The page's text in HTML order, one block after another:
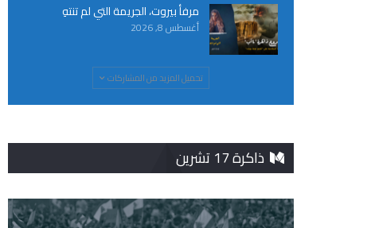
مرفأ بيروت، الجريمة التي لم تنتهِ
أغسطس 8, 2026
تحميل المزيد من المشاركات
ذاكرة 17 تشرين